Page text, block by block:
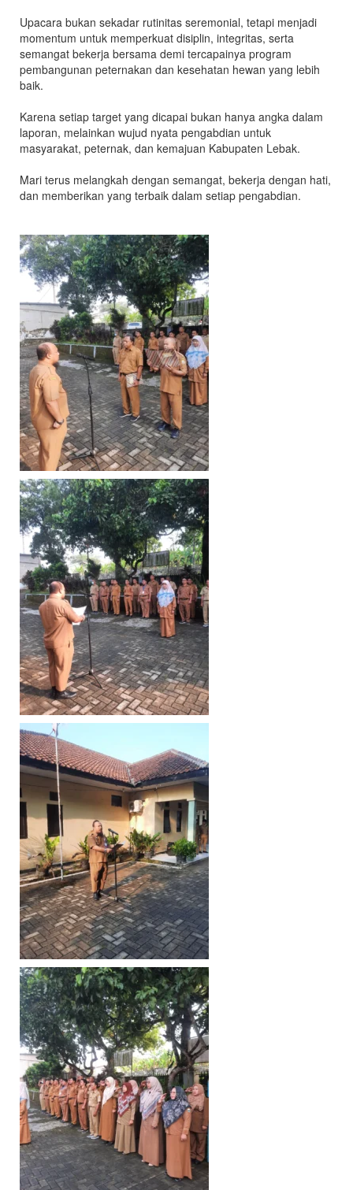
Upacara bukan sekadar rutinitas seremonial, tetapi menjadi
momentum untuk memperkuat disiplin, integritas, serta
semangat bekerja bersama demi tercapainya program
pembangunan peternakan dan kesehatan hewan yang lebih
baik.
Karena setiap target yang dicapai bukan hanya angka dalam
laporan, melainkan wujud nyata pengabdian untuk
masyarakat, peternak, dan kemajuan Kabupaten Lebak.
Mari terus melangkah dengan semangat, bekerja dengan hati,
dan memberikan yang terbaik dalam setiap pengabdian.